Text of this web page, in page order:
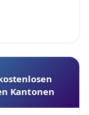
Kantonen